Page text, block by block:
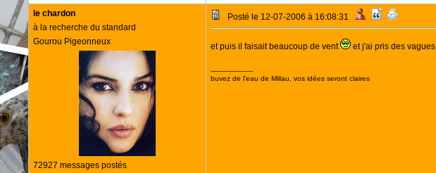
le chardon
à la recherche du standard
Gourou Pigeonneux
72927 messages postés
Posté le 12-07-2006 à 16:08:31
et puis il faisait beaucoup de vent et j'ai pris des vagues
--------------------
buvez de l'eau de Millau, vos idées seront claires